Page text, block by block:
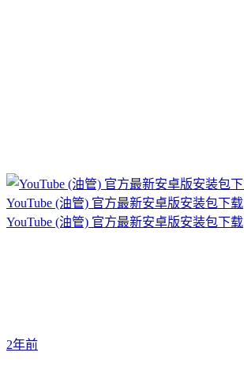
YouTube (油管) 官方最新安卓版安装包下载
YouTube (油管) 官方最新安卓版安装包下载
2年前